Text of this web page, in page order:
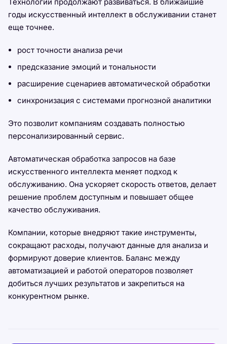
годы искусственный интеллект в обслуживании станет
еще точнее.
рост точности анализа речи
предсказание эмоций и тональности
расширение сценариев автоматической обработки
синхронизация с системами прогнозной аналитики
Это позволит компаниям создавать полностью
персонализированный сервис.
Автоматическая обработка запросов на базе
искусственного интеллекта меняет подход к
обслуживанию. Она ускоряет скорость ответов, делает
решение проблем доступным и повышает общее
качество обслуживания.
Компании, которые внедряют такие инструменты,
сокращают расходы, получают данные для анализа и
формируют доверие клиентов. Баланс между
автоматизацией и работой операторов позволяет
добиться лучших результатов и закрепиться на
конкурентном рынке.